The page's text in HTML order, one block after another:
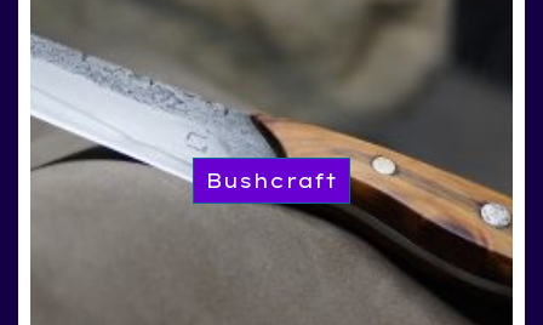
Bushcraft